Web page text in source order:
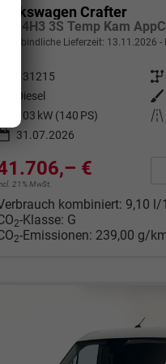
Volkswagen Crafter
35 L4H3 3S Temp Kam
unverbindliche Lieferzeit: 13.11.2026
131215 Getriebe
Diesel Außenfarbe
103 kW (140 PS) Kilometerstand
31.07.2026
€
21% MwSt.
kombiniert: 9,10 l/
2-Klasse: G
2-Emissionen: 239,00 g/